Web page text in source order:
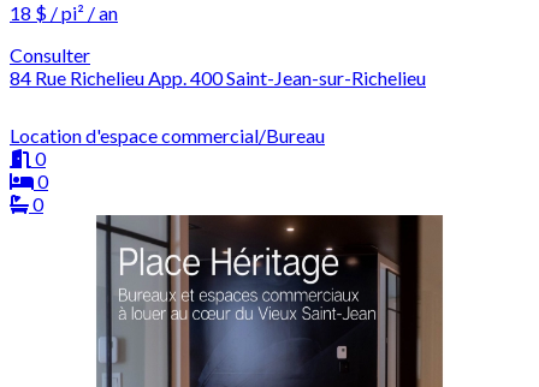
18 $ / pi² / an
Consulter
84 Rue Richelieu App. 400 Saint-Jean-sur-Richelieu
Location d'espace commercial/Bureau
0
0
0